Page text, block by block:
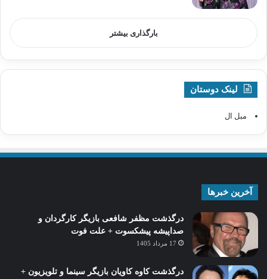
بارگذاری بیشتر
لینک دوستان
مبل ال
آخرین خبرها
درگذشت مظفر شافعی بازیگر کارگردان و
صداپیشه پیشکسوت + علت فوت
17 مرداد 1405
درگذشت کاوه کاویان بازیگر سینما و تلویزیون +